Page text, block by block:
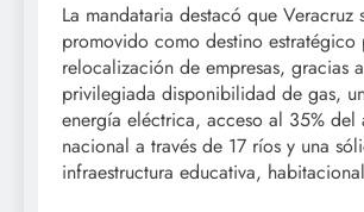
La mandataria destacó que Veracruz
promovido como destino estratégico
relocalización de empresas, gracias
privilegiada disponibilidad de gas,
energía eléctrica, acceso al 35% del
nacional a través de 17 ríos y una
infraestructura educativa,